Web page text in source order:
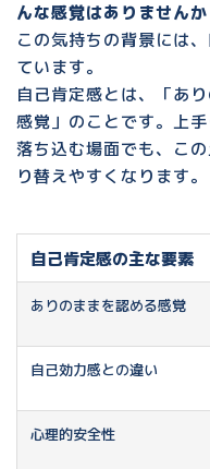
んな感覚はありませんか
この気持ちの背景には、
ています。
自己肯定感とは、
「あ
感覚」 のことです。上
落ち込む場面でも、こ
り替えやすくなります。
自己肯定感の主な要素
ありのままを認める感覚
自己効力感との違い
心理的安全性